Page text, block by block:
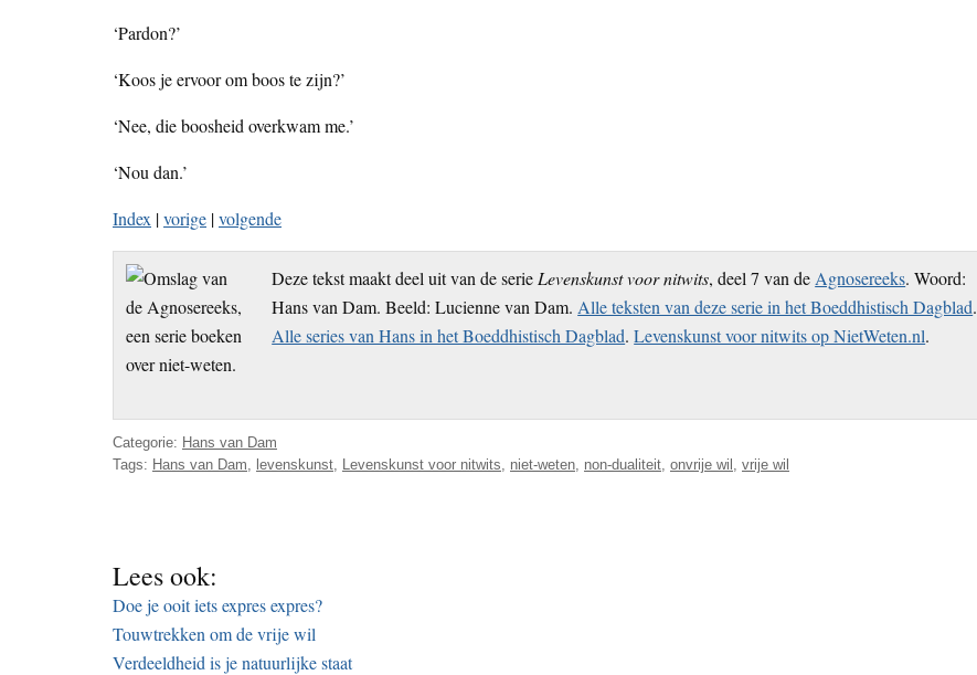
‘Pardon?’
‘Koos je ervoor om boos te zijn?’
‘Nee, die boosheid overkwam me.’
‘Nou dan.’
Index |vorige |volgende
Deze tekst maakt deel uit van de serieLevenskunst voor nitwits, deel 7 van deAgnosereeks. Woord:
Hans van Dam. Beeld: Lucienne van Dam.Alle teksten van deze serie in het Boeddhistisch Dagblad.
Alle series van Hans in het Boeddhistisch Dagblad.Levenskunst voor nitwits op NietWeten.nl.
Categorie: Hans van Dam
Tags: Hans van Dam levenskunst Levenskunst voor nitwits niet-weten non-dualiteit onvrije wil vrije wil
Lees ook:
Doe je ooit iets expres expres?
Touwtrekken om de vrije wil
Verdeeldheid is je natuurlijke staat